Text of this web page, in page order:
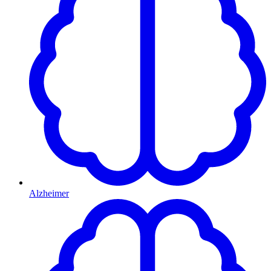
Alzheimer